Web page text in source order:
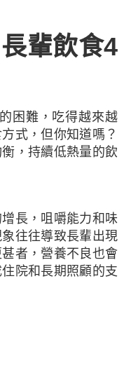
輩飲食4
困難，吃得越來越
式，但你知道嗎？
，持續低熱量的飲
長，咀嚼能力和味
往往導致長輩出現
者，營養不良也會
院和長期照顧的支